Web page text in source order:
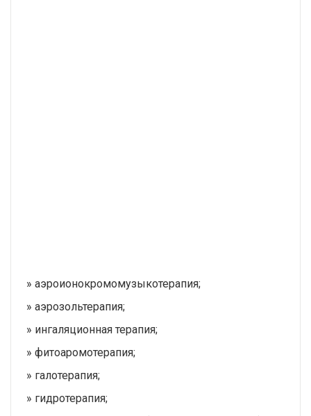
» аэроионокромомузыкотерапия;
» аэрозольтерапия;
» ингаляционная терапия;
» фитоаромотерапия;
» галотерапия;
» гидротерапия;